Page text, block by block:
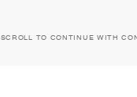
SCROLL TO CONTINUE WITH